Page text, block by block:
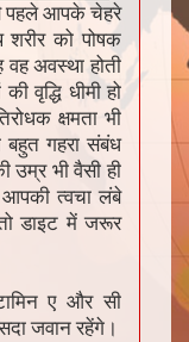
पहले आपके चेहरे
को पोषक
वह अवस्था होती
वृद्धि धीमी हो
क्षमता भी
गहरा संबंध
भी वैसी ही
त्वचा लंबे
डाइट में जरूर
ए और सी
जवान रहेंगे।